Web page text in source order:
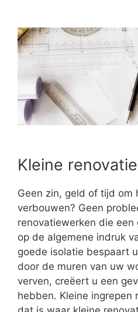
Kleine
Geen zin, geld of tijd om
verbouwen? Geen
renovatiewerken die
op de algemene indruk
goede isolatie bespaart
door de muren van uw
verven, creëert u een
hebben. Kleine ingrepen